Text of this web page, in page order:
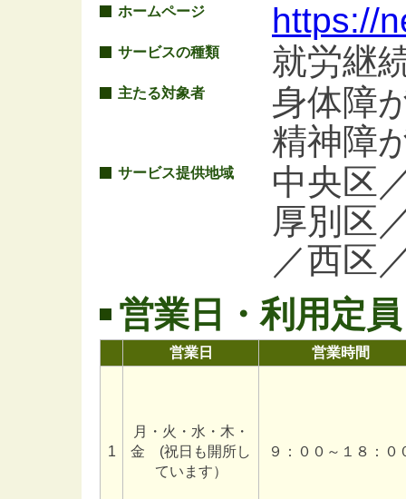
ホームページ https://
サービスの種類 就労継
主たる対象者
身体障
精神障
サービス提供地域
中央区
厚別区
／西区
営業日・利用定員
営業日 営業時間
1
月・火・水・木・
金 (祝日も開所し
ています）
９：００～１８：０